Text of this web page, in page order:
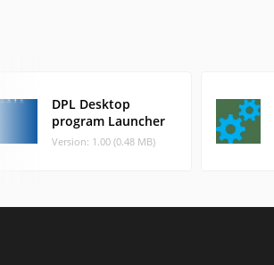
DPL Desktop
program Launcher
Version: 1.00 (0.48 MB)